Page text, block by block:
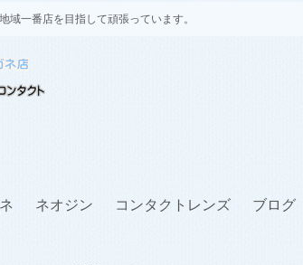
域一番店を目指して頑張っています。
ネオジン コンタクトレンズ ブログ